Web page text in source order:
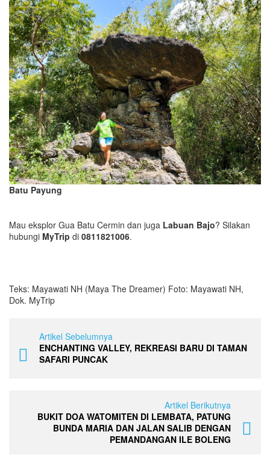
Batu Payung
Mau eksplor Gua Batu Cermin dan juga Labuan Bajo? Silakan
hubungi MyTrip di 0811821006.
Teks: Mayawati NH (Maya The Dreamer) Foto: Mayawati NH,
Dok. MyTrip
Artikel Sebelumnya
ENCHANTING VALLEY, REKREASI BARU DI TAMAN
SAFARI PUNCAK
Artikel Berikutnya
BUKIT DOA WATOMITEN DI LEMBATA, PATUNG
BUNDA MARIA DAN JALAN SALIB DENGAN
PEMANDANGAN ILE BOLENG